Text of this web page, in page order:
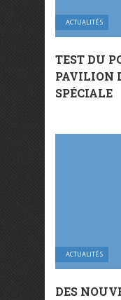
ACTUALITÉS
TEST DU
PAVILION
SPÉCIALE
ACTUALITÉS
DES